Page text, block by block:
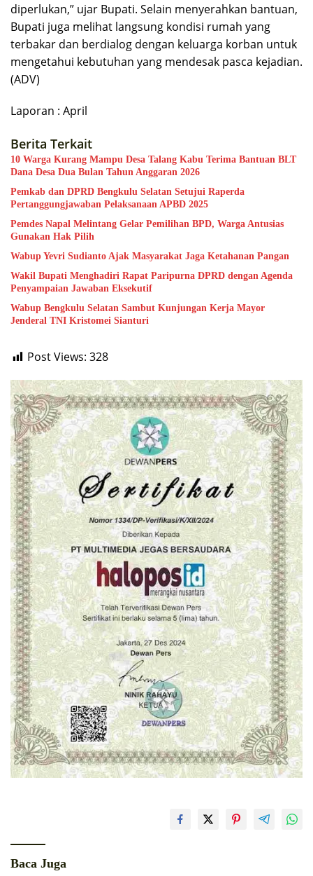
diperlukan,” ujar Bupati. Selain menyerahkan bantuan,
Bupati juga melihat langsung kondisi rumah yang
terbakar dan berdialog dengan keluarga korban untuk
mengetahui kebutuhan yang mendesak pasca kejadian.
(ADV)
Laporan : April
Berita Terkait
10 Warga Kurang Mampu Desa Talang Kabu Terima Bantuan BLT
Dana Desa Dua Bulan Tahun Anggaran 2026
Pemkab dan DPRD Bengkulu Selatan Setujui Raperda
Pertanggungjawaban Pelaksanaan APBD 2025
Pemdes Napal Melintang Gelar Pemilihan BPD, Warga Antusias
Gunakan Hak Pilih
Wabup Yevri Sudianto Ajak Masyarakat Jaga Ketahanan Pangan
Wakil Bupati Menghadiri Rapat Paripurna DPRD dengan Agenda
Penyampaian Jawaban Eksekutif
Wabup Bengkulu Selatan Sambut Kunjungan Kerja Mayor
Jenderal TNI Kristomei Sianturi
Post Views: 328
Baca Juga